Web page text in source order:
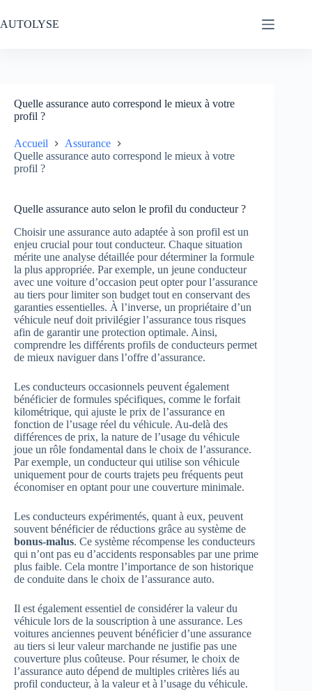
au
contenu
AUTOLYSE
Quelle assurance auto correspond le mieux à votre
profil ?
Accueil
Assurance
Quelle assurance auto correspond le mieux à votre
profil ?
Quelle assurance auto selon le profil du conducteur ?
Choisir une assurance auto adaptée à son profil est un
enjeu crucial pour tout conducteur. Chaque situation
mérite une analyse détaillée pour déterminer la formule
la plus appropriée. Par exemple, un jeune conducteur
avec une voiture d’occasion peut opter pour l’assurance
au tiers pour limiter son budget tout en conservant des
garanties essentielles. À l’inverse, un propriétaire d’un
véhicule neuf doit privilégier l’assurance tous risques
afin de garantir une protection optimale. Ainsi,
comprendre les différents profils de conducteurs permet
de mieux naviguer dans l’offre d’assurance.
Les conducteurs occasionnels peuvent également
bénéficier de formules spécifiques, comme le forfait
kilométrique, qui ajuste le prix de l’assurance en
fonction de l’usage réel du véhicule. Au-delà des
différences de prix, la nature de l’usage du véhicule
joue un rôle fondamental dans le choix de l’assurance.
Par exemple, un conducteur qui utilise son véhicule
uniquement pour de courts trajets peu fréquents peut
économiser en optant pour une couverture minimale.
Les conducteurs expérimentés, quant à eux, peuvent
souvent bénéficier de réductions grâce au système de
bonus-malus. Ce système récompense les conducteurs
qui n’ont pas eu d’accidents responsables par une prime
plus faible. Cela montre l’importance de son historique
de conduite dans le choix de l’assurance auto.
Il est également essentiel de considérer la valeur du
véhicule lors de la souscription à une assurance. Les
voitures anciennes peuvent bénéficier d’une assurance
au tiers si leur valeur marchande ne justifie pas une
couverture plus coûteuse. Pour résumer, le choix de
l’assurance auto dépend de multiples critères liés au
profil conducteur, à la valeur et à l’usage du véhicule.